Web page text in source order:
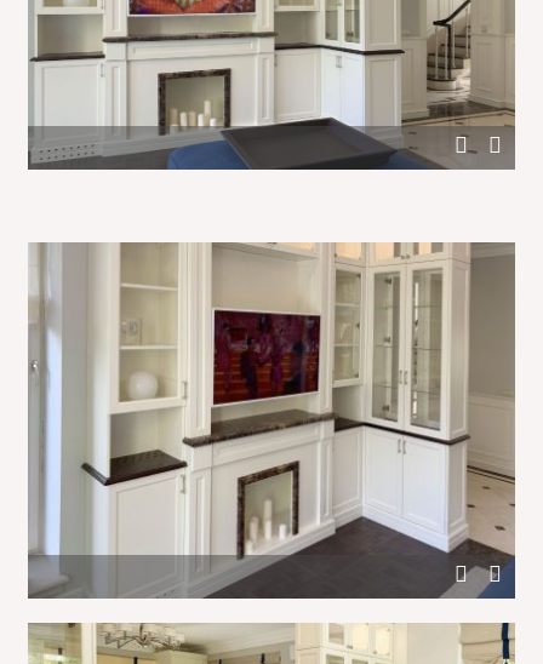
Большой белый шкаф в дизайне гостиной
Белая мебель и отделка деревом гостиной